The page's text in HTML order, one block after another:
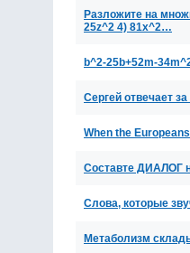
Разложите на
25z^2 4) 81x^2…
b^2-25b+52m-
Сергей отвечает
When the
Составте ДИАЛОГ
Слова, которые
Метаболизм